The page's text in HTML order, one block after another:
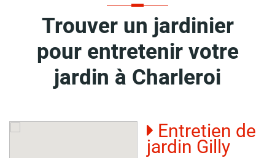
Trouver un jardinier
pour entretenir votre
jardin à Charleroi
Entretien de
jardin Gilly